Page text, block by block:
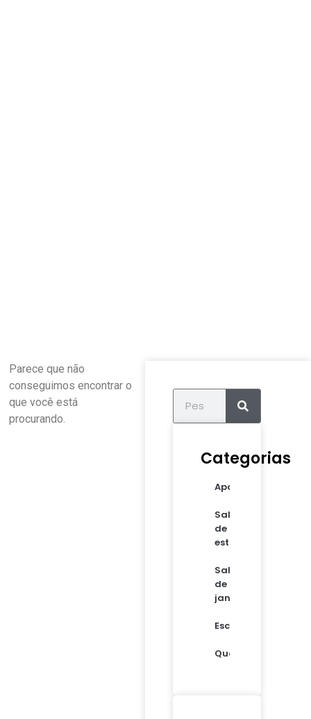
Parece que não
conseguimos encontrar o
que você está
procurando.
Categorias
Apartamentos
Sala
de
estar
Sala
de
jantar
Escritório
Quartos